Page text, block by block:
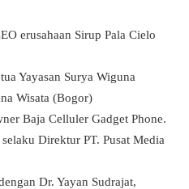
erusahaan Sirup Pala Cielo
Yayasan Surya Wiguna
Wisata (Bogor)
Baja Celluler Gadget Phone.
Direktur PT. Pusat Media
Dr. Yayan Sudrajat,